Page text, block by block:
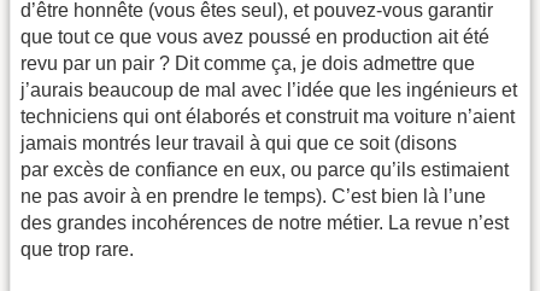
d’être honnête (vous êtes seul), et pouvez-vous garantir
que tout ce que vous avez poussé en production ait été
revu par un pair ? Dit comme ça, je dois admettre que
j’aurais beaucoup de mal avec l’idée que les ingénieurs et
techniciens qui ont élaborés et construit ma voiture n’aient
jamais montrés leur travail à qui que ce soit (disons
par excès de confiance en eux, ou parce qu’ils estimaient
ne pas avoir à en prendre le temps). C’est bien là l’une
des grandes incohérences de notre métier. La revue n’est
que trop rare.